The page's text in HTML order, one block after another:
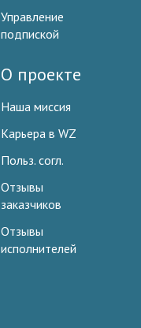
Управление
подпиской
О проекте
Наша миссия
Карьера в WZ
Польз. согл.
Отзывы
заказчиков
Отзывы
исполнителей